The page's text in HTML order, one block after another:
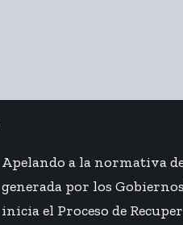
Apelando a la normativa
generada por los
inicia el Proceso de